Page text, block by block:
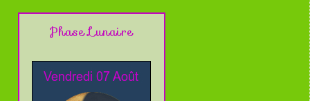
Phase Lunaire